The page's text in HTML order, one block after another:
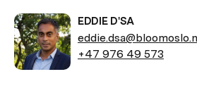
EDDIE D'SA
+47 976 49 573